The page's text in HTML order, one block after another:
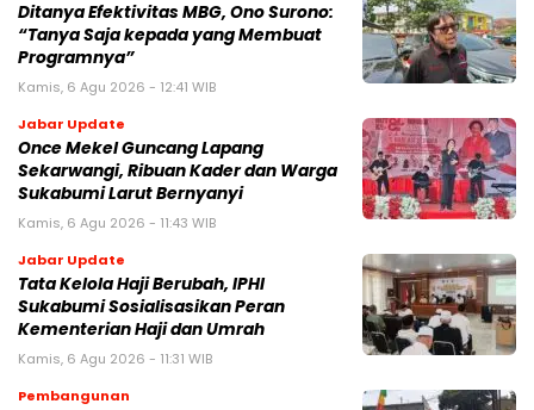
‎Ditanya Efektivitas MBG, Ono Surono:
“Tanya Saja kepada yang Membuat
Programnya”‎
Kamis, 6 Agu 2026 - 12:41 WIB
Jabar Update
Once Mekel Guncang Lapang
Sekarwangi, Ribuan Kader dan Warga
Sukabumi Larut Bernyanyi
Kamis, 6 Agu 2026 - 11:43 WIB
Jabar Update
Tata Kelola Haji Berubah, IPHI
Sukabumi Sosialisasikan Peran
Kementerian Haji dan Umrah
Kamis, 6 Agu 2026 - 11:31 WIB
Pembangunan